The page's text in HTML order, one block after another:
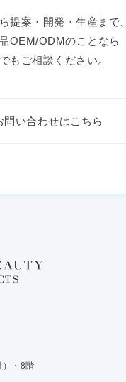
提案・開発・生産まで、
OEM/ODMのことなら
もご相談ください。
問い合わせはこちら
）・8階